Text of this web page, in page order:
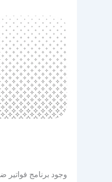
وجود برنامج فواتير